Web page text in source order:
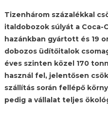
Tizenhárom százalékkal
italdobozok súlyát a Coca-
hazánkban gyártott és 19
dobozos üdítőitalok
éves szinten közel 170
használ fel, jelentősen
szállítás során fellépő
pedig a vállalat teljes